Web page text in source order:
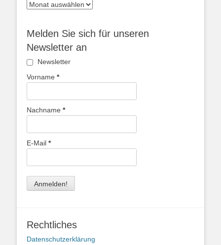
Archiv
Melden Sie sich für unseren
Newsletter an
Newsletter
Vorname *
Nachname *
E-Mail *
Rechtliches
Datenschutzerklärung